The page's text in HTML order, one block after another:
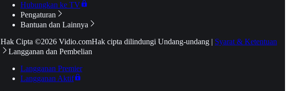
Hubungkan ke TV
Pengaturan
Bantuan dan Lainnya
Hak Cipta ©2026 Vidio.comHak cipta dilindungi Undang-undang | Syarat & Ketentuan
Langganan dan Pembelian
Langganan Premier
Langganan Aktif